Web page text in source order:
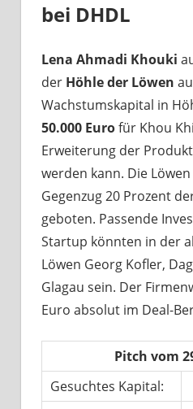
bei DHDL
Lena Ahmadi Khouki
der Höhle der Löwen
Wachstumskapital in
50.000 Eurofür Khou
Erweiterung der
werden kann. Die
Gegenzug 20 Prozent
geboten. Passende
Startup könnten in der
Löwen Georg Kofler,
Glagau sein. Der
Euro absolut im Deal-
Pitch vom
Gesuchtes Kapital: